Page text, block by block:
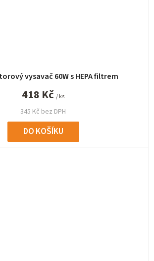
vysavač 60W s HEPA filtrem
345 Kč bez DPH
418 Kč / ks
DO KOŠÍKU